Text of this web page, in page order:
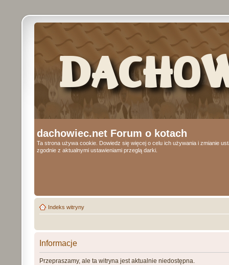
dachowiec.net Forum o kotach
Ta strona używa cookie. Dowiedz się więcej o celu ich używania i zmianie
zgodnie z aktualnymi ustawieniami przeglą darki.
Indeks witryny
Informacje
Przepraszamy, ale ta witryna jest aktualnie niedostępna.